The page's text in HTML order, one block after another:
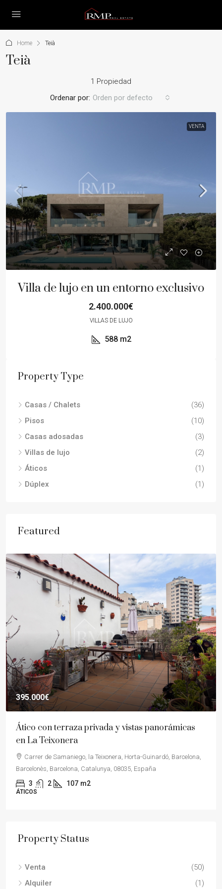
Home Teià
Teià
1 Propiedad
Ordenar por: Orden por defecto
VENTA
Villa de lujo en un entorno exclusivo
2.400.000€
VILLAS DE LUJO
588 m2
Property Type
Casas / Chalets
(36)
Pisos
(10)
Casas adosadas
(3)
Villas de lujo
(2)
Áticos
(1)
Dúplex
(1)
Featured
395.000€
Ático con terraza privada y vistas panorámicas
en La Teixonera
Carrer de Samaniego, la Teixonera, Horta-Guinardó, Barcelona,
Barcelonès, Barcelona, Catalunya, 08035, España
3 2 107 m2
ÁTICOS
Property Status
Venta
(50)
Alquiler
(1)